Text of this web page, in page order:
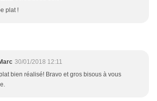
plat !
30/01/2018 12:11
bien réalisé! Bravo et gros bisous à vous